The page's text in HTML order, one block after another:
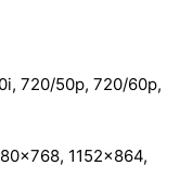
720/50p, 720/60p,
1152×864,